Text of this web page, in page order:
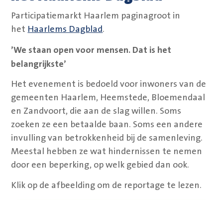
Participatiemarkt Haarlem paginagroot in
het Haarlems Dagblad.
’We staan open voor mensen. Dat is het
belangrijkste’
Het evenement is bedoeld voor inwoners van de
gemeenten Haarlem, Heemstede, Bloemendaal
en Zandvoort, die aan de slag willen. Soms
zoeken ze een betaalde baan. Soms een andere
invulling van betrokkenheid bij de samenleving.
Meestal hebben ze wat hindernissen te nemen
door een beperking, op welk gebied dan ook.
Klik op de afbeelding om de reportage te lezen.